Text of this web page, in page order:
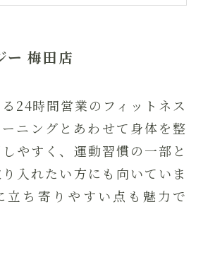
ー 梅田店
24時間営業のフィットネス
ニングとあわせて身体を整
やすく、運動習慣の一部と
入れたい方にも向いていま
立ち寄りやすい点も魅力で